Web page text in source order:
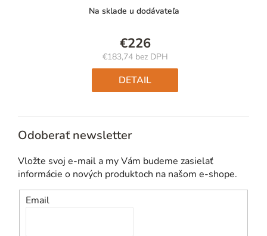
Na sklade u dodávateľa
€226
€183,74 bez DPH
Jednotková
cena:
DETAIL
Odoberať newsletter
Vložte svoj e-mail a my Vám budeme zasielať
informácie o nových produktoch na našom e-shope.
Email